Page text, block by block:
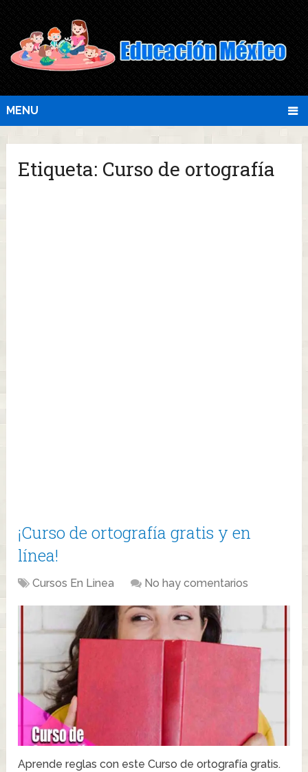
MENU
Etiqueta: Curso de ortografía
¡Curso de ortografía gratis y en
línea!
Cursos En Linea No hay comentarios
Aprende reglas con este Curso de ortografía gratis.